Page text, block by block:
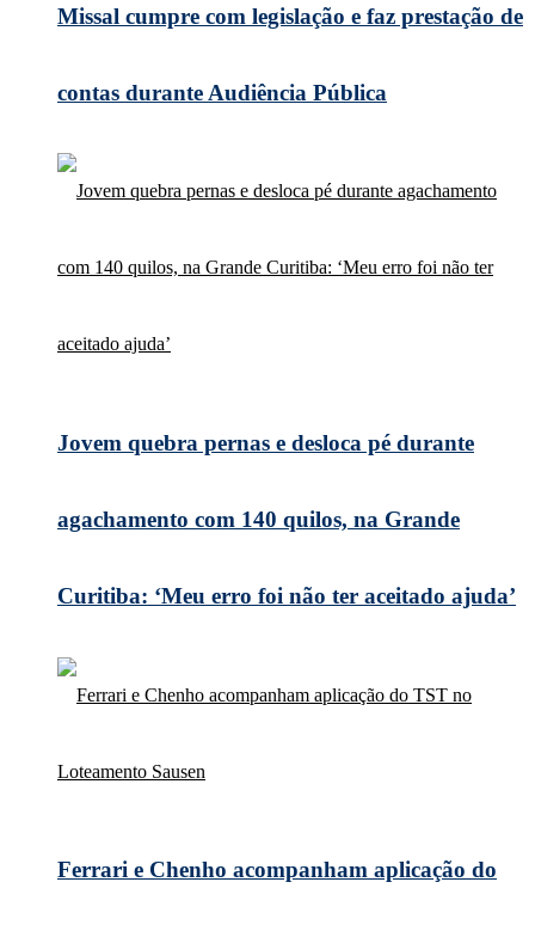
Missal cumpre com legislação e faz prestação de
contas durante Audiência Pública
Jovem quebra pernas e desloca pé durante
agachamento com 140 quilos, na Grande
Curitiba: ‘Meu erro foi não ter aceitado ajuda’
Ferrari e Chenho acompanham aplicação do